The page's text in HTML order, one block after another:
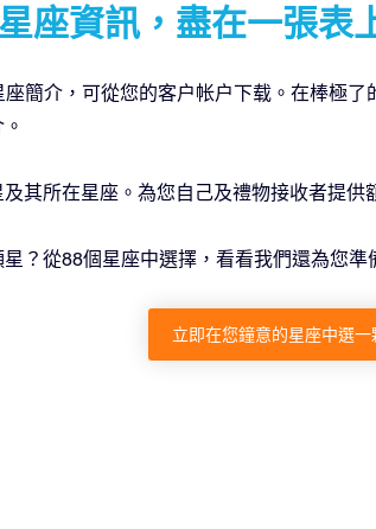
座資訊，盡在一張表
座簡介，可從您的客户帐户下载。在棒極
其所在星座。為您自己及禮物接收者提供
？從88個星座中選擇，看看我們還為您準
立即在您鐘意的星座中選一